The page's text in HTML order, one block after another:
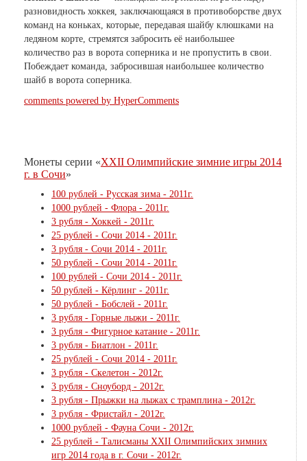
разновидность хоккея, заключающаяся в противоборстве двух
команд на коньках, которые, передавая шайбу клюшками на
ледяном корте, стремятся забросить её наибольшее
количество раз в ворота соперника и не пропустить в свои.
Побеждает команда, забросившая наибольшее количество
шайб в ворота соперника.
comments powered by HyperComments
Монеты серии «XXII Олимпийские зимние игры 2014
г. в Сочи»
100 рублей - Русская зима - 2011г.
1000 рублей - Флора - 2011г.
3 рубля - Хоккей - 2011г.
25 рублей - Сочи 2014 - 2011г.
3 рубля - Сочи 2014 - 2011г.
50 рублей - Сочи 2014 - 2011г.
100 рублей - Сочи 2014 - 2011г.
50 рублей - Кёрлинг - 2011г.
50 рублей - Бобслей - 2011г.
3 рубля - Горные лыжи - 2011г.
3 рубля - Фигурное катание - 2011г.
3 рубля - Биатлон - 2011г.
25 рублей - Сочи 2014 - 2011г.
3 рубля - Скелетон - 2012г.
3 рубля - Сноуборд - 2012г.
3 рубля - Прыжки на лыжах с трамплина - 2012г.
3 рубля - Фристайл - 2012г.
1000 рублей - Фауна Сочи - 2012г.
25 рублей - Талисманы XXII Олимпийских зимних
игр 2014 года в г. Сочи - 2012г.